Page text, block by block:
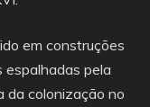
em construções
espalhadas pela
da colonização no